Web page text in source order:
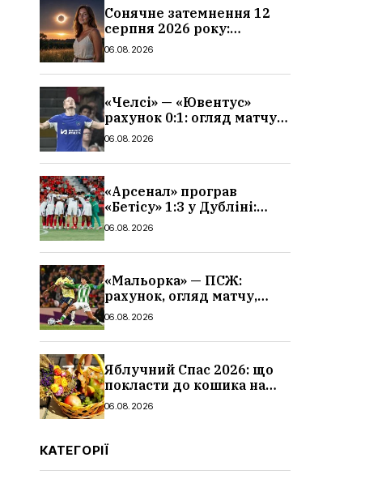
Сонячне затемнення 12
серпня 2026 року:
гороскоп, кому із знаків
06.08.2026
«Челсі» — «Ювентус»
рахунок 0:1: огляд матчу
та вихід Мудрика
06.08.2026
«Арсенал» програв
«Бетісу» 1:3 у Дубліні:
огляд матчу та всі голи
06.08.2026
«Мальорка» — ПСЖ:
рахунок, огляд матчу,
голи та склад парижан
06.08.2026
Яблучний Спас 2026: що
покласти до кошика на
освячення, які фрукти,
06.08.2026
КАТЕГОРІЇ